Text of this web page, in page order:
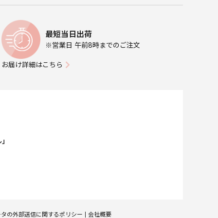
最短当日出荷
※営業日 午前8時までのご注文
お届け詳細はこちら
の外部送信に関するポリシー 会社概要